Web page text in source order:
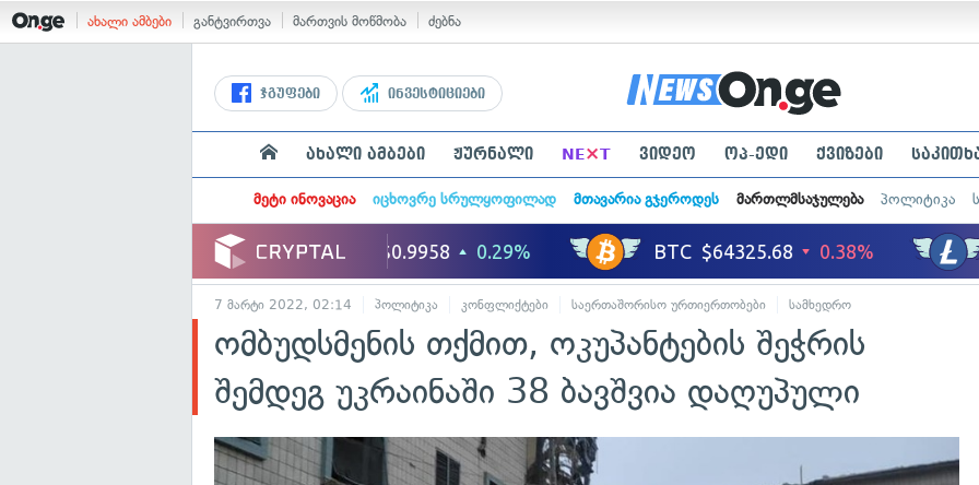
ახალი ამბები განტვირთვა მართვის მოწმობა ძებნა
ჯგუფები ინვესტიციები
ახალი ამბები ჟურნალი NE×T ვიდეო ოპ-ედი ქვიზები
მეტი ინოვაცია იცხოვრე სრულყოფილად მთავარია გჯეროდეს მართლმსაჯულება პოლიტიკა
7 მარტი 2022, 02:14 პოლიტიკა კონფლიქტები საერთაშორისო ურთიერთობები სამხედრო
ომბუდსმენის თქმით, ოკუპანტების შეჭრის
შემდეგ უკრაინაში 38 ბავშვია დაღუპული